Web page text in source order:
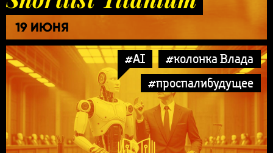
19 ИЮНЯ
#AI
#колонка Влада
#проспалибудущее